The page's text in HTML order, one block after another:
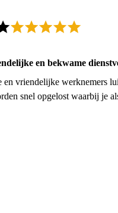
en bekwame
en vriendelijke werknemers
snel opgelost waarbij je